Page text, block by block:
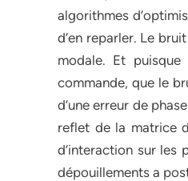
algorithmes
d’en reparler. Le
modale. Et
commande, que le
d’une erreur de
reflet de la matrice
d’interaction sur les
dépouillements a